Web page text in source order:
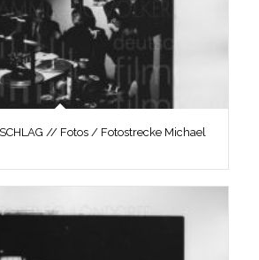
// Fotos / Fotostrecke Michael